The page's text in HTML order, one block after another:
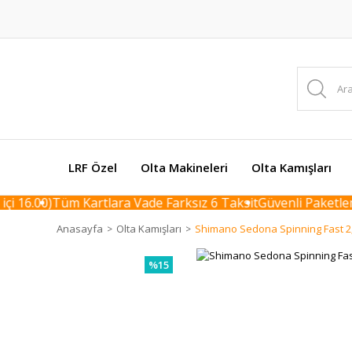
LRF Özel Olta Makineleri Olta Kamışları
Tüm Kartlara Vade Farksız 6 TaksitGüvenli
Anasayfa Olta Kamışları Shimano Sedona Spinning Fast
%15